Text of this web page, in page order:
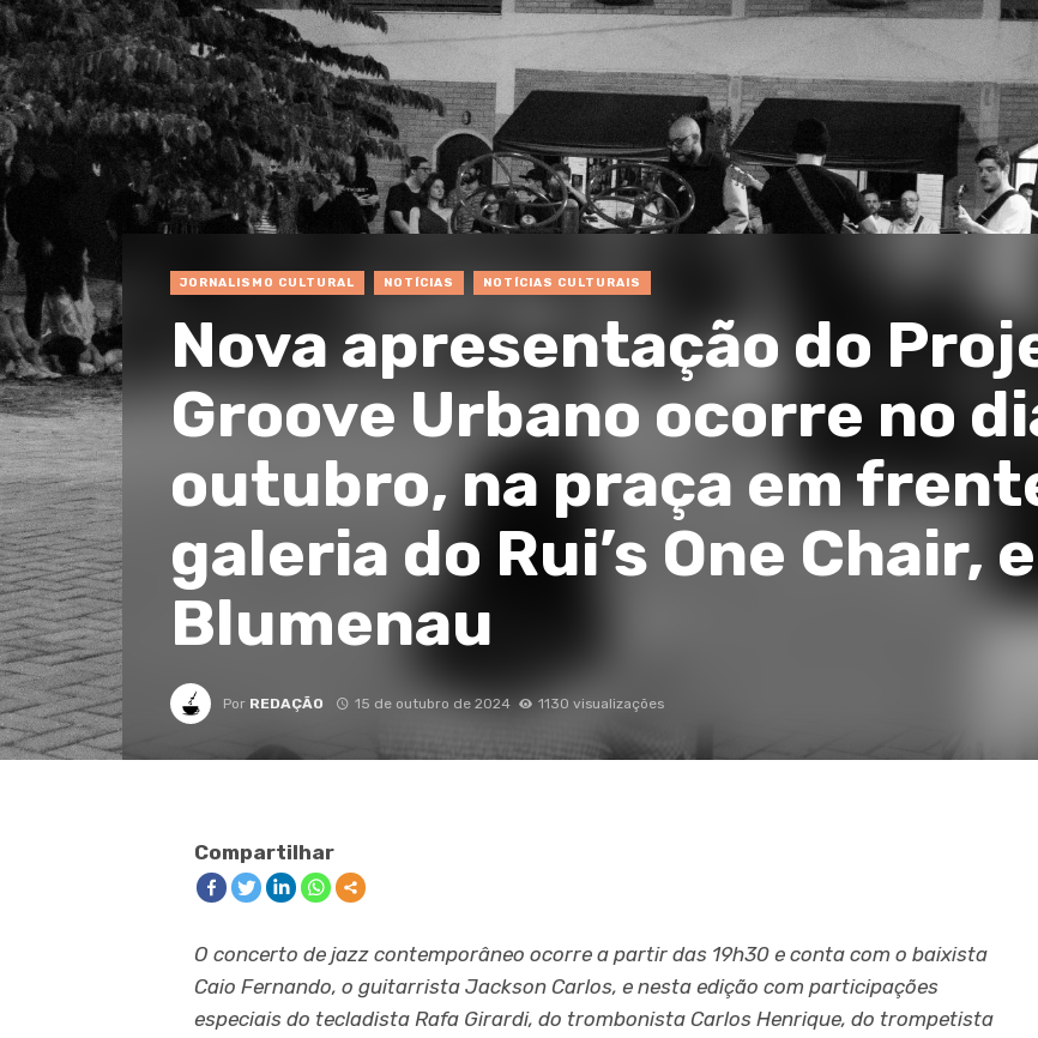
JORNALISMO CULTURAL NOTÍCIAS NOTÍCIAS CULTURAIS
Nova apresentação do
Groove Urbano ocorre no
outubro, na praça em
galeria do Rui’s One Chair,
Blumenau
Por REDAÇÃO 15 de outubro de 2024 1130 visualizações
Compartilhar
O concerto de jazz contemporâneo ocorre a partir das 19h30 e conta com o baixista
Caio Fernando, o guitarrista Jackson Carlos, e nesta edição com participações
especiais do tecladista Rafa Girardi, do trombonista Carlos Henrique, do trompetista